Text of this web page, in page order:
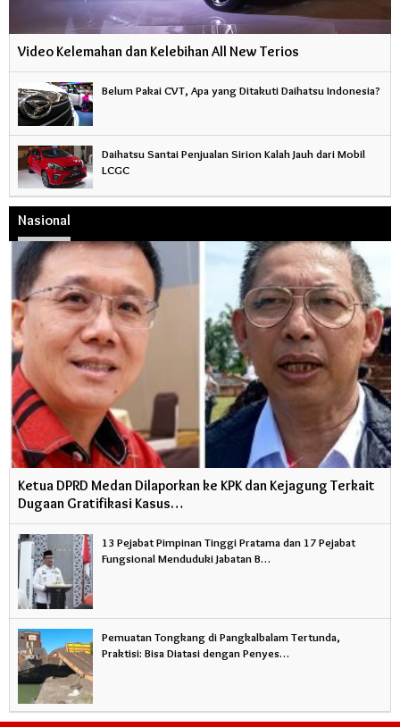
Video Kelemahan dan Kelebihan All New Terios
Belum Pakai CVT, Apa yang Ditakuti Daihatsu Indonesia?
Daihatsu Santai Penjualan Sirion Kalah Jauh dari Mobil
LCGC
Nasional
Ketua DPRD Medan Dilaporkan ke KPK dan Kejagung Terkait
Dugaan Gratifikasi Kasus…
13 Pejabat Pimpinan Tinggi Pratama dan 17 Pejabat
Fungsional Menduduki Jabatan B…
Pemuatan Tongkang di Pangkalbalam Tertunda,
Praktisi: Bisa Diatasi dengan Penyes…